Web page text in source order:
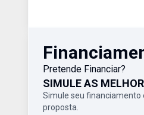
Pretende Financiar?
SIMULE AS
Simule seu financiamento
proposta.